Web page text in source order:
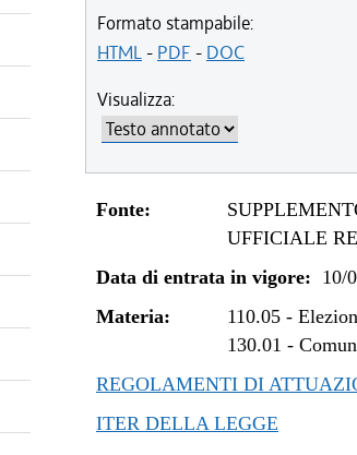
Formato stampabile:
HTML- PDF - DOC
Visualizza:
Fonte:
UFFICIALE
Data di entrata in vigore: 10/
Materia:
110.05 -
130.01 -
REGOLAMENTI DI
ITER DELLA LEGGE